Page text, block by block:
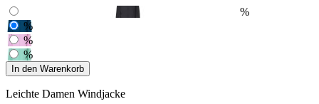
%
%
%
%
In den Warenkorb
Leichte Damen Windjacke